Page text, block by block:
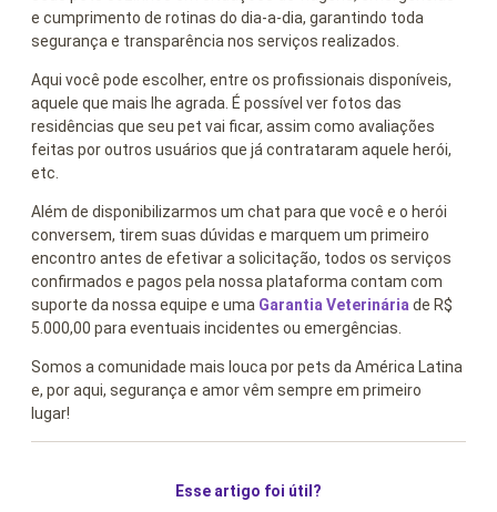
e cumprimento de rotinas do dia-a-dia, garantindo toda
segurança e transparência nos serviços realizados.
Aqui você pode escolher, entre os profissionais disponíveis,
aquele que mais lhe agrada. É possível ver fotos das
residências que seu pet vai ficar, assim como avaliações
feitas por outros usuários que já contrataram aquele herói,
etc.
Além de disponibilizarmos um chat para que você e o herói
conversem, tirem suas dúvidas e marquem um primeiro
encontro antes de efetivar a solicitação, todos os serviços
confirmados e pagos pela nossa plataforma contam com
suporte da nossa equipe e uma Garantia Veterinária de R$
5.000,00 para eventuais incidentes ou emergências.
Somos a comunidade mais louca por pets da América Latina
e, por aqui, segurança e amor vêm sempre em primeiro
lugar!
Esse artigo foi útil?